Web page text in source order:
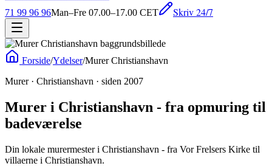
71 99 96 96Man–Fre 07.00–17.00 CET Skriv 24/7
Forside/Ydelser/Murer Christianshavn
Murer · Christianshavn · siden 2007
Murer i Christianshavn - fra opmuring til
badeværelse
Din lokale murermester i Christianshavn - fra Vor Frelsers Kirke til
villaerne i Christianshavn.